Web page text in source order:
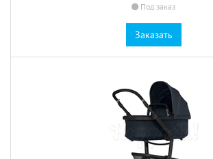
Под заказ
Заказать